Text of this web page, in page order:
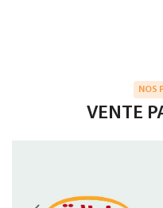
NOS
VENTE